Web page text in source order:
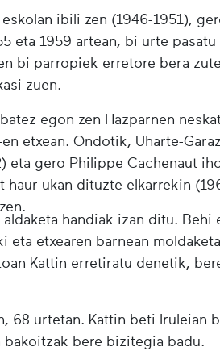
ibili zen (1946-1951),
eta 1959 artean, bi urte
bi parropiek erretore bera
zuen.
egon zen Hazparnen
etxean. Ondotik, Uharte-
eta gero Philippe Cachenaut
ukan dituzte elkarrekin
handiak izan ditu. Behi
eta etxearen barnean
Kattin erretiratu denetik,
68 urtetan. Kattin beti Iruleian
bere bizitegia badu.